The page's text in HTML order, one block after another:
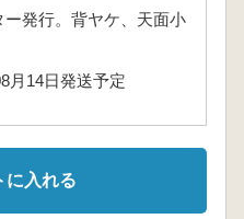
発行。背ヤケ、天面小
月14日発送予定
に入れる